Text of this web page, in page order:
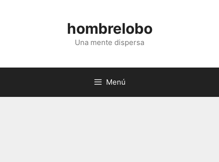
hombrelobo
Una mente dispersa
Menú